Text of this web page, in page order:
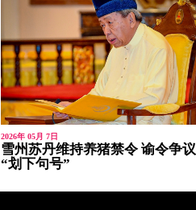
2026年 05月 7日
雪州苏丹维持养猪禁令 谕令争议
“划下句号”